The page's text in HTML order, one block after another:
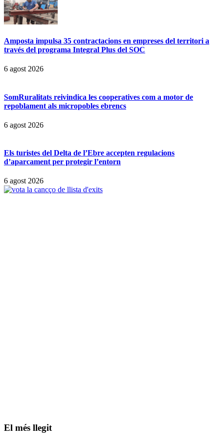
Amposta impulsa 35 contractacions en empreses del territori a
través del programa Integral Plus del SOC
6 agost 2026
SomRuralitats reivindica les cooperatives com a motor de
repoblament als micropobles ebrencs
6 agost 2026
Els turistes del Delta de l’Ebre accepten regulacions
d’aparcament per protegir l’entorn
6 agost 2026
El més llegit